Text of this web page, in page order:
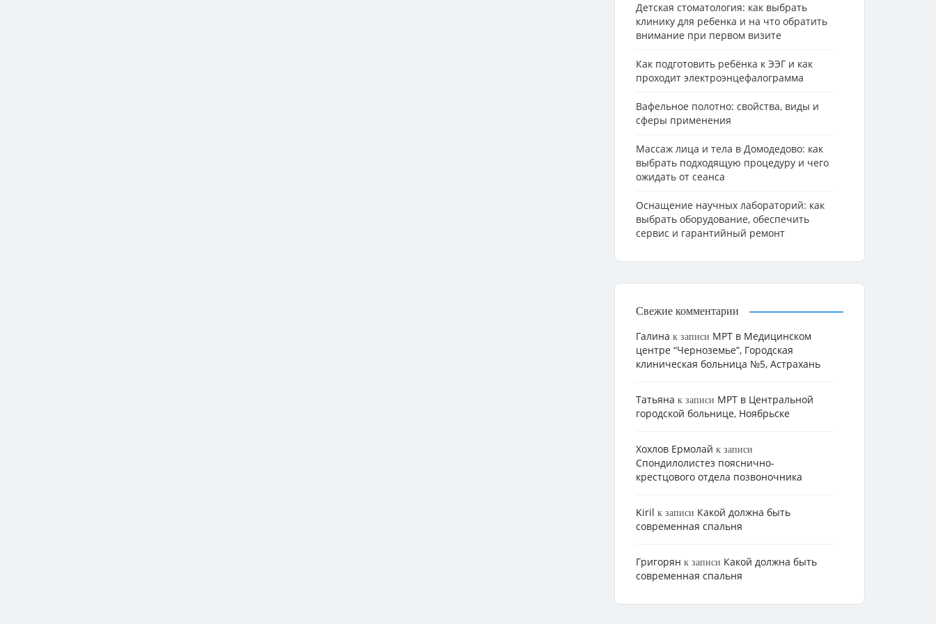
Детская стоматология: как выбрать
клинику для ребенка и на что обратить
внимание при первом визите
Как подготовить ребёнка к ЭЭГ и как
проходит электроэнцефалограмма
Вафельное полотно: свойства, виды и
сферы применения
Массаж лица и тела в Домодедово: как
выбрать подходящую процедуру и чего
ожидать от сеанса
Оснащение научных лабораторий: как
выбрать оборудование, обеспечить
сервис и гарантийный ремонт
Свежие комментарии
Галина к записи МРТ в Медицинском
центре “Черноземье”, Городская
клиническая больница №5, Астрахань
Татьяна к записи МРТ в Центральной
городской больнице, Ноябрьске
Хохлов Ермолай к записи
Cпондилолистез пояснично-
крестцового отдела позвоночника
Kiril к записи Какой должна быть
современная спальня
Григорян к записи Какой должна быть
современная спальня